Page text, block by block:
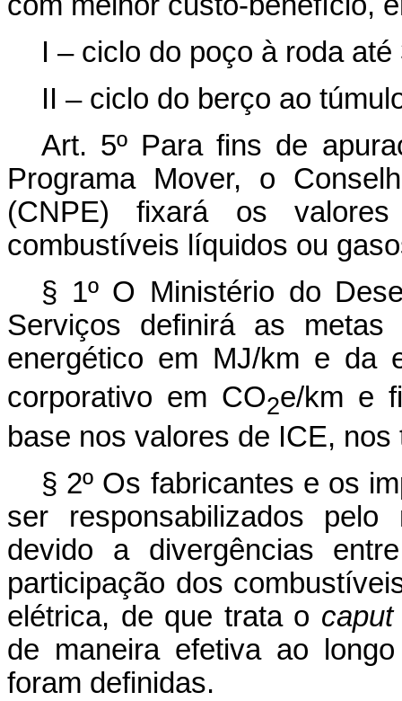
I – ciclo do poço à roda
II – ciclo do berço ao
Art. 5º Para fins de
Programa Mover, o
(CNPE) fixará os
combustíveis líquidos ou
§ 1º O Ministério do
Serviços definirá as
energético em MJ/km e da
corporativo em CO2e/km e
base nos valores de ICE,
§ 2º Os fabricantes e os
ser responsabilizados
devido a divergências
participação dos
elétrica, de que trata o
de maneira efetiva ao
foram definidas.